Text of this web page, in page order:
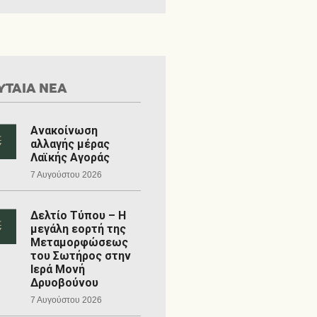
ΝΕΑ
Ανακοίνωση
αλλαγής μέρας
Λαϊκής Αγοράς
7 Αυγούστου 2026
Δελτίο Τύπου – Η
μεγάλη εορτή της
Μεταμορφώσεως
του Σωτήρος στην
Ιερά Μονή
Δρυοβούνου
7 Αυγούστου 2026